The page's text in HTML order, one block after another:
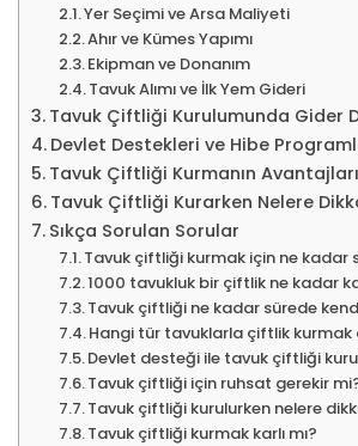
Yer Seçimi ve Arsa Maliyeti
Ahır ve Kümes Yapımı
Ekipman ve Donanım
Tavuk Alımı ve İlk Yem Gideri
Tavuk Çiftliği Kurulumunda Gider
Devlet Destekleri ve Hibe
Tavuk Çiftliği Kurmanın Avantajları
Tavuk Çiftliği Kurarken Nelere
Sıkça Sorulan Sorular
Tavuk çiftliği kurmak için ne kadar
1000 tavukluk bir çiftlik ne kadar
Tavuk çiftliği ne kadar sürede
Hangi tür tavuklarla çiftlik kurmak
Devlet desteği ile tavuk çiftliği
Tavuk çiftliği için ruhsat gerekir
Tavuk çiftliği kurulurken nelere
Tavuk çiftliği kurmak karlı mı?